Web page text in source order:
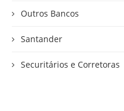
Outros Bancos
Santander
Securitários e Corretoras